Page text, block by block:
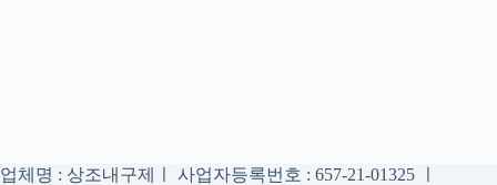
업체명 : 상조내구제ㅣ 사업자등록번호 : 657-21-01325 ㅣ